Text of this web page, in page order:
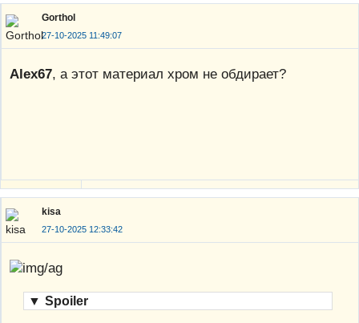
Gorthol
27-10-2025 11:49:07
Alex67, а этот материал хром не обдирает?
kisa
27-10-2025 12:33:42
▼ Spoiler